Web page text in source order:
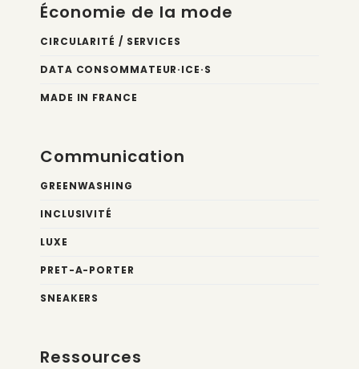
Économie de la mode
CIRCULARITÉ / SERVICES
DATA CONSOMMATEUR·ICE·S
MADE IN FRANCE
Communication
GREENWASHING
INCLUSIVITÉ
LUXE
PRET-A-PORTER
SNEAKERS
Ressources